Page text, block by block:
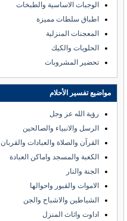
الوجبات الاساسية والطبخات
اطباق سلطات مميزة
المعجنات المنزلية
الحلويات والكيك
تحضير المشروبات
مواضيع تفسير الأحلام
رؤية الله عز وجل
الرسل والانبياء والصالحين
القرآن والصلاة والعبادات والقربان
الكعبة والمسجد واماكن العبادة
الجنة والنار
الاموات والقبور واحوالها
الشياطين والاشباح والجن
اداوت واثاث المنزل